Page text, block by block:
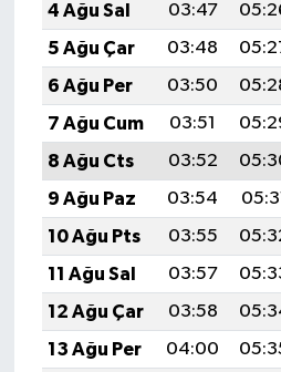
4 Ağu Sal
03:47
5 Ağu Çar
03:48
6 Ağu Per
03:50
7 Ağu Cum
03:51
8 Ağu Cts
03:52
9 Ağu Paz
03:54
10 Ağu Pts
03:55
11 Ağu Sal
03:57
12 Ağu Çar
03:58
13 Ağu Per
04:00